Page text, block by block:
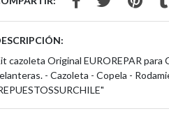
cazoleta Original EUROREPAR para
- Cazoleta - Copela -